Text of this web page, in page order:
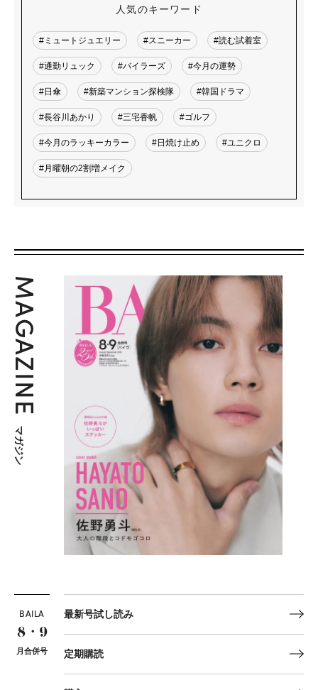
人気のキーワード
#ミュートジュエリー #スニーカー #読む試着室
#通勤リュック #バイラーズ #今月の運勢
#日傘 #新築マンション探検隊 #韓国ドラマ
#長谷川あかり #三宅香帆 #ゴルフ
#今月のラッキーカラー #日焼け止め #ユニクロ
#月曜朝の2割増メイク
MAGAZINE
マガジン
BAILA
8・9
月合併号
最新号試し読み
定期購読